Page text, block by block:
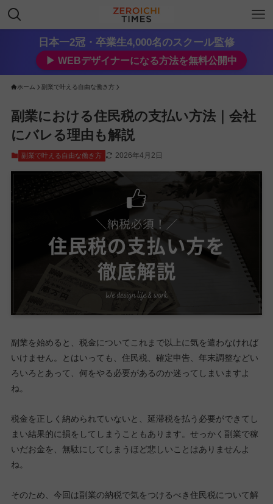
日本一2冠・卒業生4,000名のスクール監修
▶︎ WEBデザイナーになる方法を無料公開中
ホーム 副業で叶える自由な働き方
副業における住民税の支払い方法｜会社
にバレる理由も解説
副業で叶える自由な働き方 2026年4月2日
副業を始めると、税金についてこれまで以上に気を遣わなければ
いけません。とはいっても、住民税、確定申告、年末調整などい
ろいろとあって、何をやる必要があるのか迷ってしまいますよ
ね。
税金を正しく納められていないと、延滞税を払う必要ができてし
まい結果的に損をしてしまうこともあります。せっかく副業で稼
いだお金を、無駄にしてしまうほど悲しいことはありませんよ
ね。
そのため、今回は副業の納税で気をつけるべき住民税について解